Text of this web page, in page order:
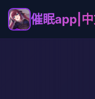
催眠app|中